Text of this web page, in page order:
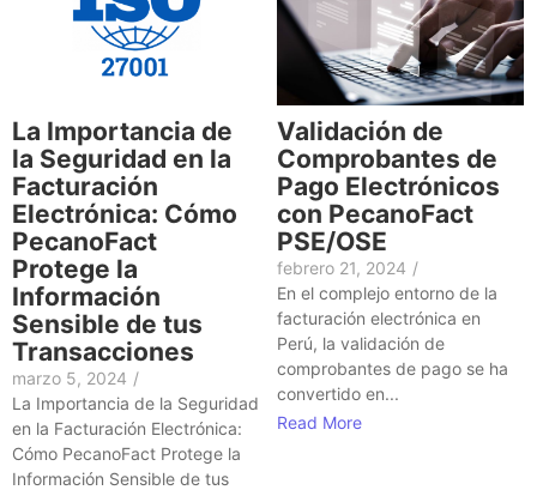
La Importancia de
la Seguridad en la
Facturación
Electrónica: Cómo
PecanoFact
Protege la
Información
Sensible de tus
Transacciones
marzo 5, 2024 /
La Importancia de la Seguridad
en la Facturación Electrónica:
Cómo PecanoFact Protege la
Información Sensible de tus
Validación de
Comprobantes de
Pago Electrónicos
con PecanoFact
PSE/OSE
febrero 21, 2024 /
En el complejo entorno de la
facturación electrónica en
Perú, la validación de
comprobantes de pago se ha
convertido en...
Read More